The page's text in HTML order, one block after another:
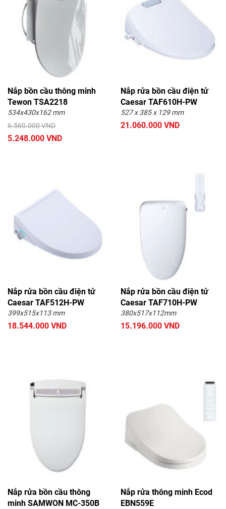
Nắp bồn cầu thông minh
Tewon TSA2218
534x430x162 mm
6.560.000 VND
5.248.000 VND
Nắp rửa bồn cầu điện tử
Caesar TAF610H-PW
527 x 385 x 129 mm
21.060.000 VND
Nắp rửa bồn cầu điện tử
Caesar TAF512H-PW
399x515x113 mm
18.544.000 VND
Nắp rửa bồn cầu điện tử
Caesar TAF710H-PW
380x517x112mm
15.196.000 VND
Nắp rửa bồn cầu thông
minh SAMWON MC-350B
Nắp rửa thông minh Ecod
EBN559E